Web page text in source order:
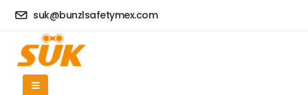
suk@bunzlsafetymex.com